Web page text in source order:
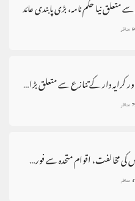
متعلق نیا حکم نامہ، بڑی پابندی عائد
سپریم کورٹ کا مالک اور کرایہ دار کے تنازع سے متعلق بڑا فیصلہ
آبنائے ہرمز پر ٹول ٹیکس کی مخالفت، اقوام متحدہ سے فوری مداخلت کا مطالبہ